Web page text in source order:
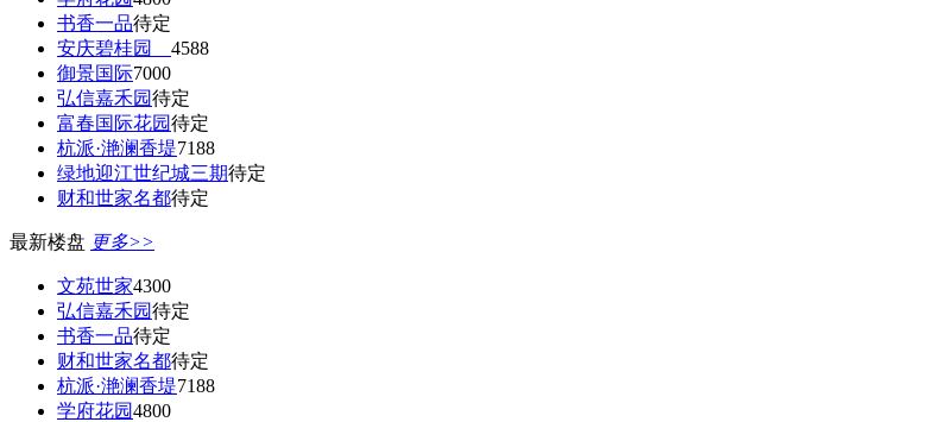
书香一品待定
安庆碧桂园 4588
御景国际7000
弘信嘉禾园待定
富春国际花园待定
杭派·滟澜香堤7188
绿地迎江世纪城三期待定
财和世家名都待定
最新楼盘 更多>>
文苑世家4300
弘信嘉禾园待定
书香一品待定
财和世家名都待定
杭派·滟澜香堤7188
学府花园4800